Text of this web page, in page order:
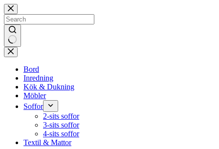
Skip
to
content
No
results
Bord
Inredning
Kök & Dukning
Möbler
Soffor
2-sits soffor
3-sits soffor
4-sits soffor
Textil & Mattor